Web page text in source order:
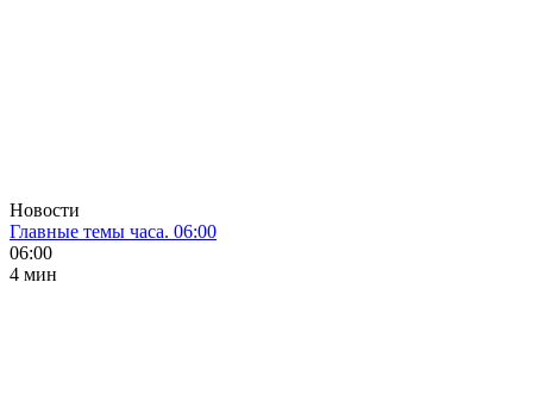
Новости
Главные темы часа. 06:00
06:00
4 мин